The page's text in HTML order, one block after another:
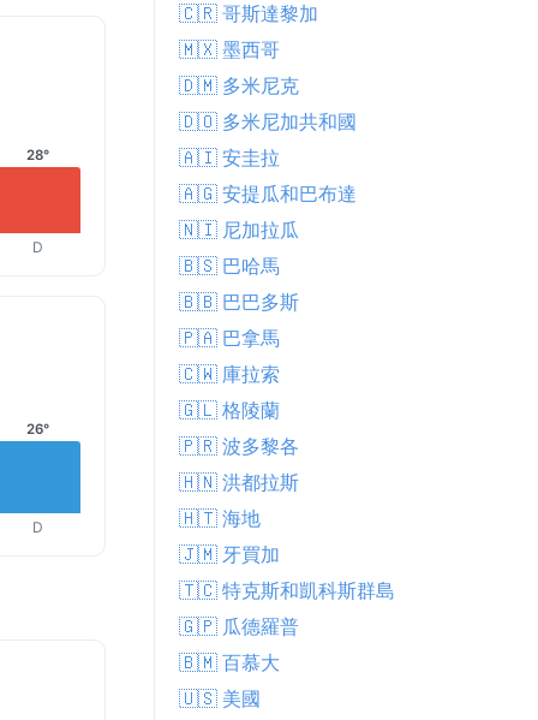
28°
D
26°
D
🇨🇷 哥斯達黎加
🇲🇽 墨西哥
🇩🇲 多米尼克
🇩🇴 多米尼加共和國
🇦🇮 安圭拉
🇦🇬 安提瓜和巴布達
🇳🇮 尼加拉瓜
🇧🇸 巴哈馬
🇧🇧 巴巴多斯
🇵🇦 巴拿馬
🇨🇼 庫拉索
🇬🇱 格陵蘭
🇵🇷 波多黎各
🇭🇳 洪都拉斯
🇭🇹 海地
🇯🇲 牙買加
🇹🇨 特克斯和凱科斯群島
🇬🇵 瓜德羅普
🇧🇲 百慕大
🇺🇸 美國